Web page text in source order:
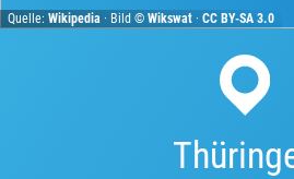
Quelle:Wikipedia · Bild ©Wikswat ·CC BY-SA 3.0